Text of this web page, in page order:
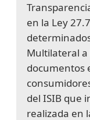
en la Ley
Multilateral
documentos
del ISIB que
realizada en